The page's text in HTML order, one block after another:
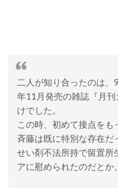
二人が知り合ったのは
年11月発売の雑誌『月
けでした。
この時、初めて接点をも
斉藤は既に特別な存在だ
せい剤不法所持で留置所
アに慰められたのだとか。